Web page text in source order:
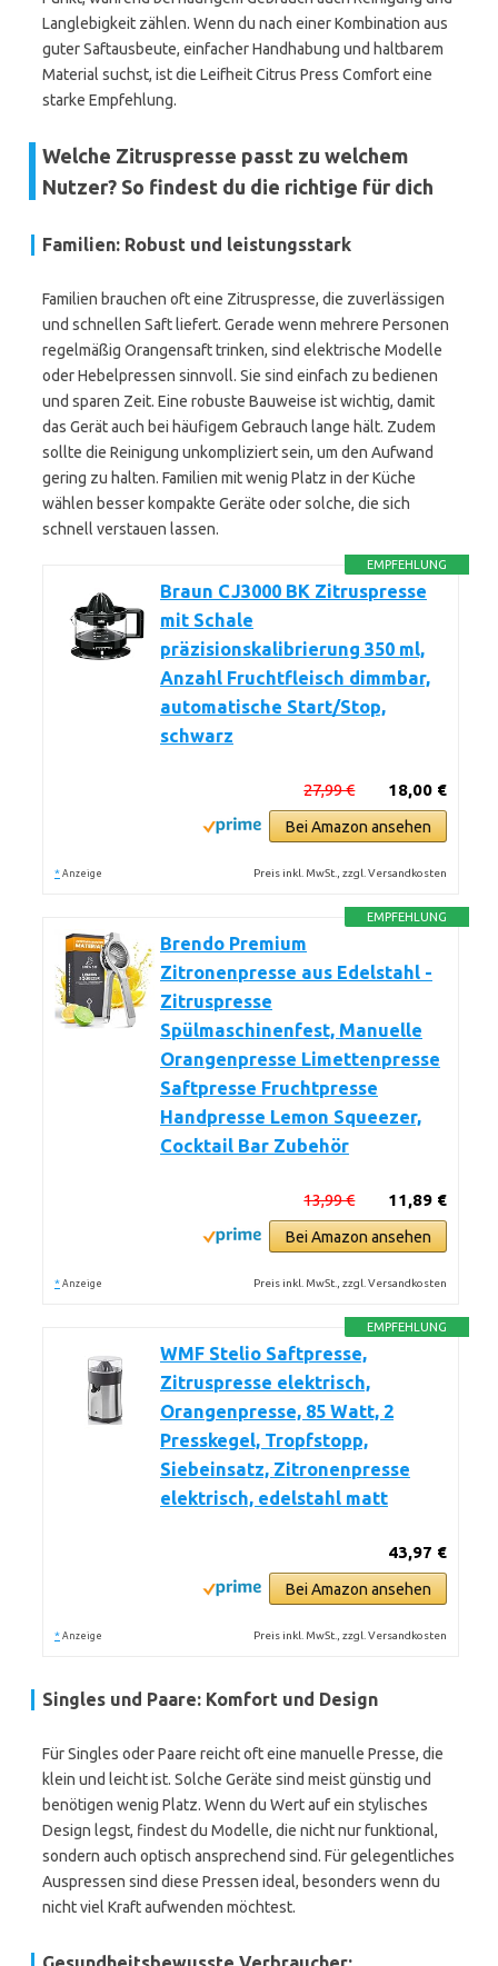
Langlebigkeit zählen. Wenn du nach einer Kombination aus
guter Saftausbeute, einfacher Handhabung und haltbarem
Material suchst, ist die Leifheit Citrus Press Comfort eine
starke Empfehlung.
Welche Zitruspresse passt zu welchem
Nutzer? So findest du die richtige für dich
Familien: Robust und leistungsstark
Familien brauchen oft eine Zitruspresse, die zuverlässigen
und schnellen Saft liefert. Gerade wenn mehrere Personen
regelmäßig Orangensaft trinken, sind elektrische Modelle
oder Hebelpressen sinnvoll. Sie sind einfach zu bedienen
und sparen Zeit. Eine robuste Bauweise ist wichtig, damit
das Gerät auch bei häufigem Gebrauch lange hält. Zudem
sollte die Reinigung unkompliziert sein, um den Aufwand
gering zu halten. Familien mit wenig Platz in der Küche
wählen besser kompakte Geräte oder solche, die sich
schnell verstauen lassen.
EMPFEHLUNG
Braun CJ3000 BK Zitruspresse
mit Schale
präzisionskalibrierung 350 ml,
Anzahl Fruchtfleisch dimmbar,
automatische Start/Stop,
schwarz
18,00 €
27,99 €
Bei Amazon ansehen
* Anzeige Preis inkl. MwSt., zzgl. Versandkosten
EMPFEHLUNG
Brendo Premium
Zitronenpresse aus Edelstahl -
Zitruspresse
Spülmaschinenfest, Manuelle
Orangenpresse Limettenpresse
Saftpresse Fruchtpresse
Handpresse Lemon Squeezer,
Cocktail Bar Zubehör
11,89 €
13,99 €
Bei Amazon ansehen
* Anzeige Preis inkl. MwSt., zzgl. Versandkosten
EMPFEHLUNG
WMF Stelio Saftpresse,
Zitruspresse elektrisch,
Orangenpresse, 85 Watt, 2
Presskegel, Tropfstopp,
Siebeinsatz, Zitronenpresse
elektrisch, edelstahl matt
43,97 €
Bei Amazon ansehen
* Anzeige Preis inkl. MwSt., zzgl. Versandkosten
Singles und Paare: Komfort und Design
Für Singles oder Paare reicht oft eine manuelle Presse, die
klein und leicht ist. Solche Geräte sind meist günstig und
benötigen wenig Platz. Wenn du Wert auf ein stylisches
Design legst, findest du Modelle, die nicht nur funktional,
sondern auch optisch ansprechend sind. Für gelegentliches
Auspressen sind diese Pressen ideal, besonders wenn du
nicht viel Kraft aufwenden möchtest.